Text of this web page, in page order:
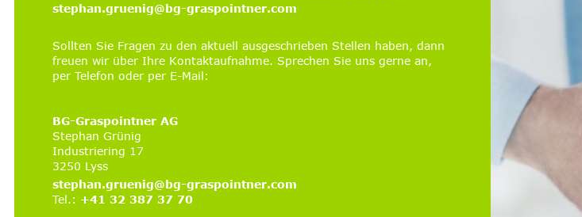
stephan.gruenig@bg-graspointner.com
Sollten Sie Fragen zu den aktuell ausgeschrieben Stellen haben, dann
freuen wir über Ihre Kontaktaufnahme. Sprechen Sie uns gerne an,
per Telefon oder per E-Mail:
BG-Graspointner AG
Stephan Grünig
Industriering 17
3250 Lyss
stephan.gruenig@bg-graspointner.com
Tel.: +41 32 387 37 70